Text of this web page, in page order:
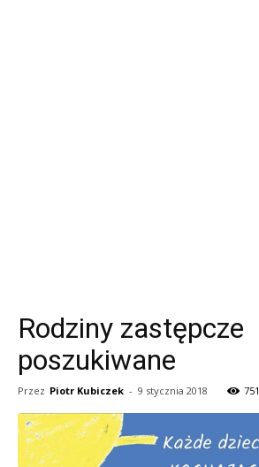
Rodziny zastępcze
poszukiwane
Przez Piotr Kubiczek - 9 stycznia 2018 751